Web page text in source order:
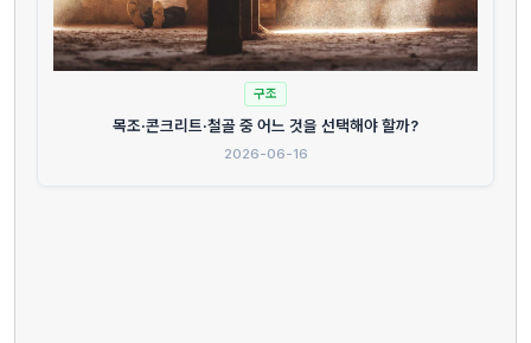
구조
목조·콘크리트·철골 중 어느 것을 선택해야 할까?
2026-06-16